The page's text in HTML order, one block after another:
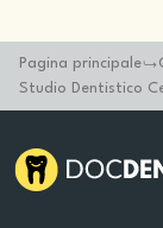
Pagina principale
Studio Dentistico